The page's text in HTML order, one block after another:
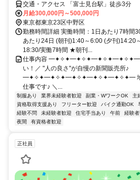
交通・アクセス 「富士見台駅」徒歩3分
月給300,000円～500,000円
東京都東京23区中野区
勤務時間詳細 実働時間：1日あたり7時間
あたり24日 (朝刊)1:40～6:00 (夕刊)14:20
18:30/実働7時間 ★朝刊...
仕事内容
い！／ "人の良さ"が自慢の新聞販売所♪
━✦✧✦━✦✧✦━✦✧✦━✦✧✦━✦✧✦━ 地域
仕事です♪ ＼...
制服あり 業界未経験者歓迎 副業・WワークOK 主
資格取得支援あり
フリーター歓迎 バイク通勤OK
経験不問
未経験者歓迎 住宅手当あり 午前 経験
夜間
有資格者歓迎
正社員